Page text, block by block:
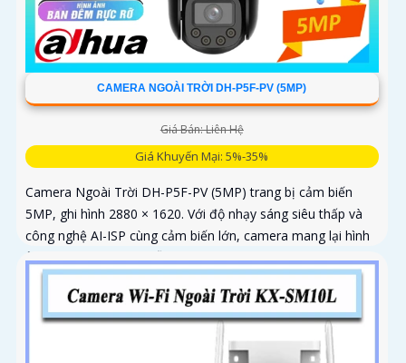
CAMERA NGOÀI TRỜI DH-P5F-PV (5MP)
Giá Bán: Liên Hệ
Giá Khuyến Mại: 5%-35%
Camera Ngoài Trời DH-P5F-PV (5MP) trang bị cảm biến
5MP, ghi hình 2880 × 1620. Với độ nhạy sáng siêu thấp và
công nghệ AI-ISP cùng cảm biến lớn, camera mang lại hình
ảnh vượt trội cả ngày lẫn đêm